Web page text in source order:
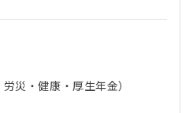
災・健康・厚生年金）